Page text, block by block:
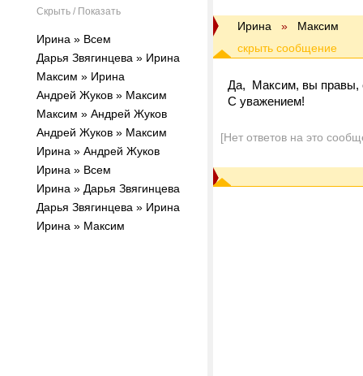
Скрыть / Показать
Ирина » Всем
Дарья Звягинцева » Ирина
Максим » Ирина
Андрей Жуков » Максим
Максим » Андрей Жуков
Андрей Жуков » Максим
Ирина » Андрей Жуков
Ирина » Всем
Ирина » Дарья Звягинцева
Дарья Звягинцева » Ирина
Ирина » Максим
Ирина » Максим
Да, Максим, вы правы,
С уважением!
[Нет ответов на это